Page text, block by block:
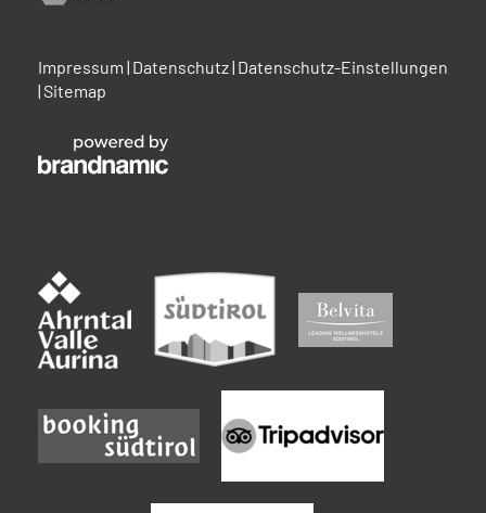
Impressum | Datenschutz| Datenschutz-Einstellungen
|Sitemap